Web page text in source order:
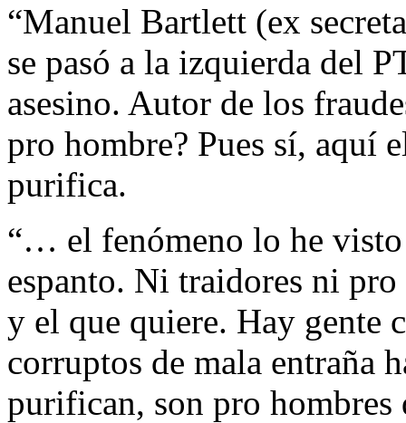
“Manuel Bartlett (ex
se pasó a la izquierda del
asesino. Autor de los
pro hombre? Pues sí, aquí
purifica.
“… el fenómeno lo he visto
espanto. Ni traidores ni
y el que quiere. Hay gente
corruptos de mala entraña
purifican, son pro hombres